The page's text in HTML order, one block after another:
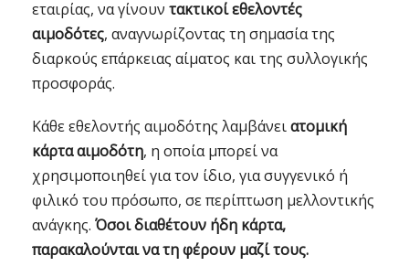
εταιρίας, να γίνουν τακτικοί εθελοντές
αιμοδότες, αναγνωρίζοντας τη σημασία της
διαρκούς επάρκειας αίματος και της συλλογικής
προσφοράς.
Κάθε εθελοντής αιμοδότης λαμβάνειατομική
κάρτα αιμοδότη, η οποία μπορεί να
χρησιμοποιηθεί για τον ίδιο, για συγγενικό ή
φιλικό του πρόσωπο, σε περίπτωση μελλοντικής
ανάγκης. Όσοι διαθέτουν ήδη κάρτα,
παρακαλούνται να τη φέρουν μαζί τους.